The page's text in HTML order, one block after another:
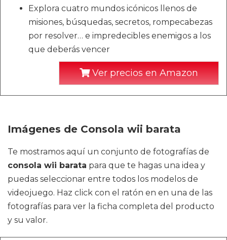
Explora cuatro mundos icónicos llenos de
misiones, búsquedas, secretos, rompecabezas
por resolver… e impredecibles enemigos a los
que deberás vencer
Ver precios en Amazon
Imágenes de Consola wii barata
Te mostramos aquí un conjunto de fotografías de
consola wii barata para que te hagas una idea y
puedas seleccionar entre todos los modelos de
videojuego. Haz click con el ratón en en una de las
fotografías para ver la ficha completa del producto
y su valor.